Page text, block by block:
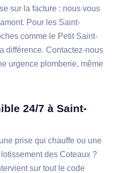
sur la facture : nous vous
Pour les Saint-
comme le Petit Saint-
différence. Contactez-nous
urgence plomberie, même
24/7 à Saint-
prise qui chauffe ou une
des Coteaux ?
sur tout le code